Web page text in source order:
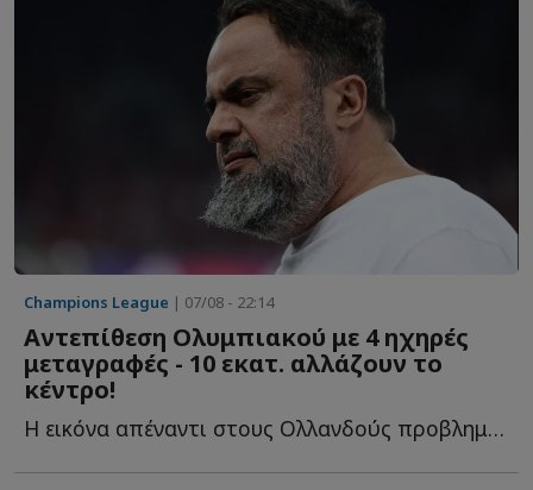
Champions League | 07/08 - 22:14
Αντεπίθεση Ολυμπιακού με 4 ηχηρές
μεταγραφές - 10 εκατ. αλλάζουν το
κέντρο!
Η εικόνα απέναντι στους Ολλανδούς προβλημάτισε έντονα κ...